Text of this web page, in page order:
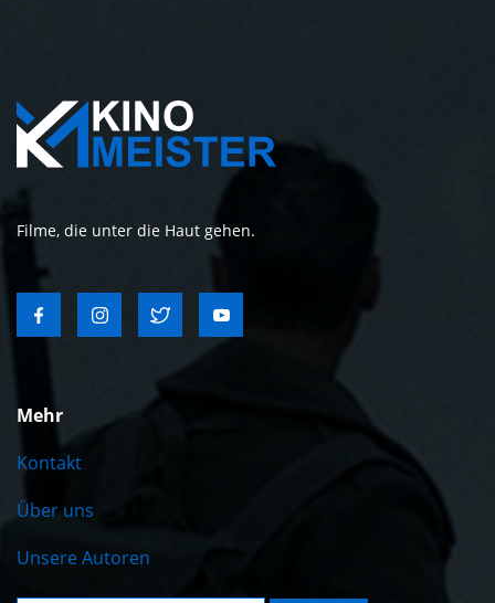
Filme, die unter die Haut gehen.
Mehr
Kontakt
Über uns
Unsere Autoren